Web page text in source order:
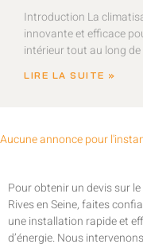
Introduction La
innovante et efficace
intérieur tout au long de
LIRE LA SUITE »
Aucune annonce pour
Pour obtenir un devis sur
Rives en Seine, faites
une installation rapide et
d’énergie. Nous